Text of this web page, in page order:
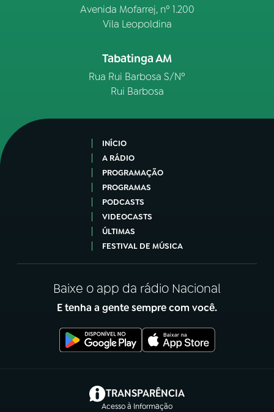
Avenida Mofarrej, nº 1.200
Vila Leopoldina
Tabatinga AM
Rua Rui Barbosa S/Nº
Rui Barbosa
INÍCIO
A RÁDIO
PROGRAMAÇÃO
PROGRAMAS
PODCASTS
VIDEOCASTS
ÚLTIMAS
FESTIVAL DE MÚSICA
Baixe o app da rádio Nacional
E tenha a gente sempre com você.
TRANSPARÊNCIA
Acesso à Informação
(abre em nova aba)